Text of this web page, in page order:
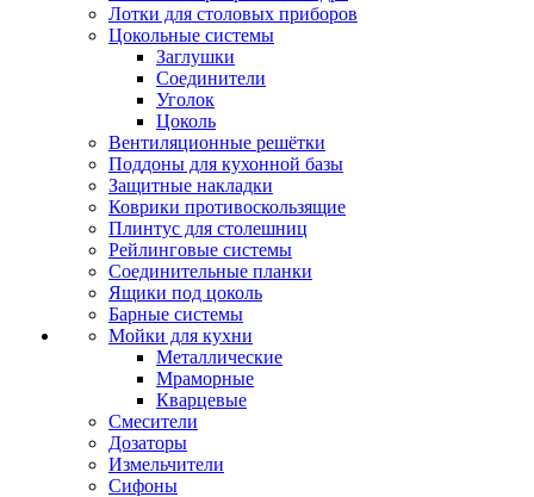
Лотки для столовых приборов
Цокольные системы
Заглушки
Соединители
Уголок
Цоколь
Вентиляционные решётки
Поддоны для кухонной базы
Защитные накладки
Коврики противоскользящие
Плинтус для столешниц
Рейлинговые системы
Соединительные планки
Ящики под цоколь
Барные системы
Мойки для кухни
Металлические
Мраморные
Кварцевые
Смесители
Дозаторы
Измельчители
Сифоны